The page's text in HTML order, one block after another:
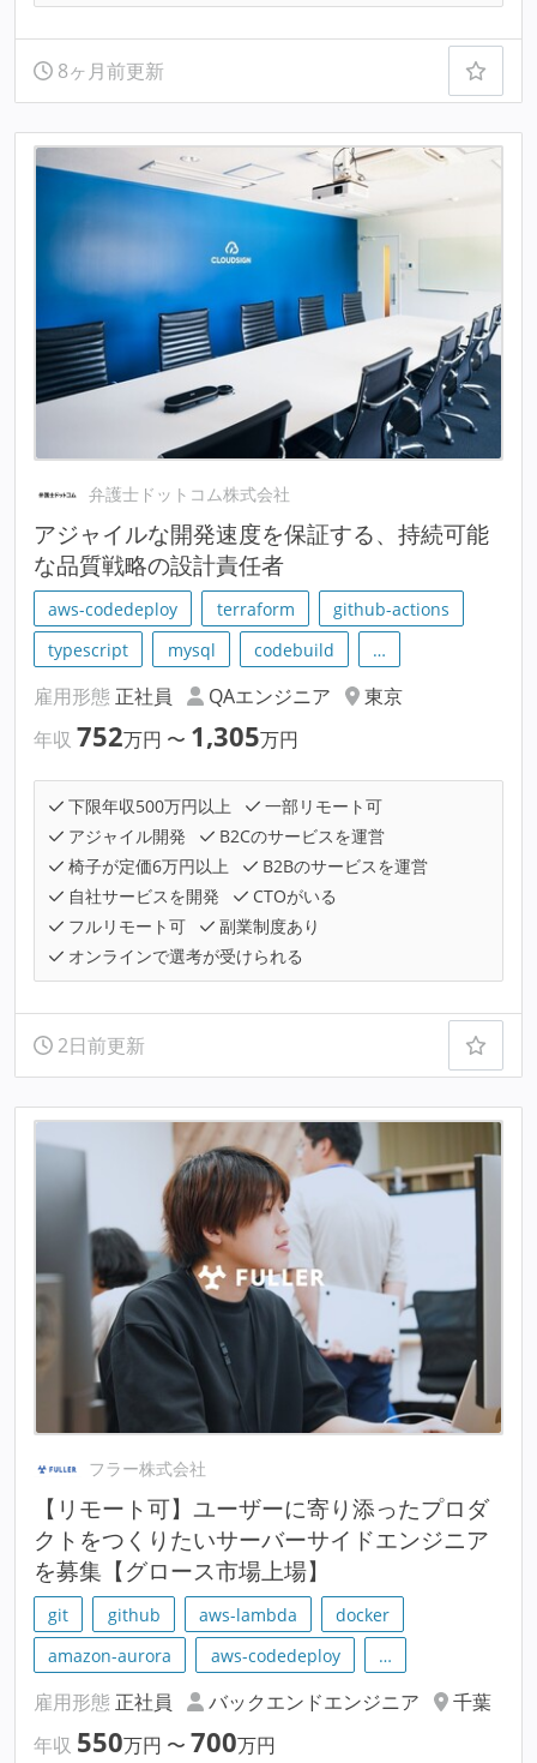
8ヶ月前更新
弁護士ドットコム株式会社
アジャイルな開発速度を保証する、持続可能
な品質戦略の設計責任者
aws-codedeploy terraform
github-actions
typescript
mysql codebuild …
雇用形態 正社員 QAエンジニア
東京
年収 752万円 〜 1,305万円
下限年収500万円以上
一部リモート可
アジャイル開発
B2Cのサービスを運営
椅子が定価6万円以上
B2Bのサービスを運営
自社サービスを開発
CTOがいる
フルリモート可
副業制度あり
オンラインで選考が受けられる
2日前更新
フラー株式会社
【リモート可】ユーザーに寄り添ったプロダ
クトをつくりたいサーバーサイドエンジニア
を募集【グロース市場上場】
git github aws-lambda
docker
amazon-aurora
aws-codedeploy …
雇用形態 正社員 バックエンドエンジニア
千葉
年収 550万円 〜 700万円